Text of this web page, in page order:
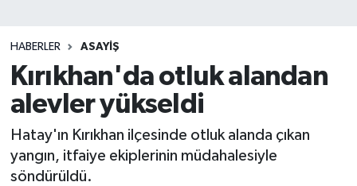
HABERLER ASAYİŞ
Kırıkhan'da otluk alandan
alevler yükseldi
Hatay'ın Kırıkhan ilçesinde otluk alanda çıkan
yangın, itfaiye ekiplerinin müdahalesiyle
söndürüldü.